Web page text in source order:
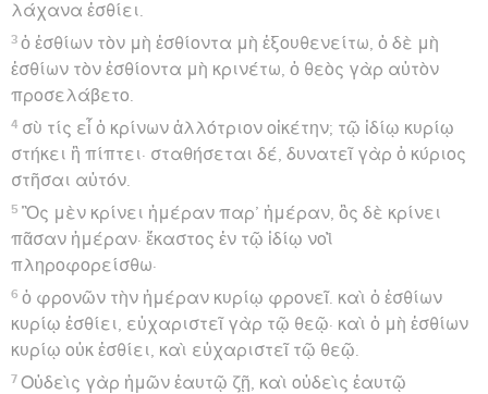
λάχανα ἐσθίει.
3 ὁ ἐσθίων τὸν μὴ ἐσθίοντα μὴ ἐξουθενείτω, ὁ δὲ μὴ
ἐσθίων τὸν ἐσθίοντα μὴ κρινέτω, ὁ θεὸς γὰρ αὐτὸν
προσελάβετο.
4 σὺ τίς εἶ ὁ κρίνων ἀλλότριον οἰκέτην; τῷ ἰδίῳ κυρίῳ
στήκει ἢ πίπτει· σταθήσεται δέ, δυνατεῖ γὰρ ὁ κύριος
στῆσαι αὐτόν.
5 Ὃς μὲν κρίνει ἡμέραν παρ’ ἡμέραν, ὃς δὲ κρίνει
πᾶσαν ἡμέραν· ἕκαστος ἐν τῷ ἰδίῳ νοῒ
πληροφορείσθω·
6 ὁ φρονῶν τὴν ἡμέραν κυρίῳ φρονεῖ. καὶ ὁ ἐσθίων
κυρίῳ ἐσθίει, εὐχαριστεῖ γὰρ τῷ θεῷ· καὶ ὁ μὴ ἐσθίων
κυρίῳ οὐκ ἐσθίει, καὶ εὐχαριστεῖ τῷ θεῷ.
7 Οὐδεὶς γὰρ ἡμῶν ἑαυτῷ ζῇ, καὶ οὐδεὶς ἑαυτῷ